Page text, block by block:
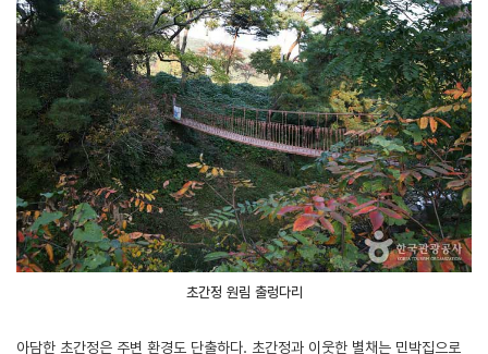
초간정 원림 출렁다리
아담한 초간정은 주변 환경도 단출하다. 초간정과 이웃한 별채는 민박집으로